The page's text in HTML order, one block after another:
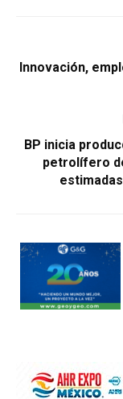
Innovación,
BP inicia
petrolífero